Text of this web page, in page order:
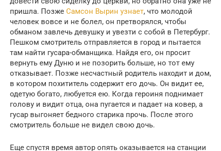
пришла. Позже Самсон Вырин узнает, что молодой
человек вовсе и не болел, он претворялся, чтобы
обманом завлечь девушку и увезти с собой в Петербург.
Пешком смотритель отправляется в город и пытается
там найти гусара-обманщика. Найдя его, он просит
вернуть ему Дуню и не позорить больше, но тот ему
отказывает. Позже несчастный родитель находит и дом,
в котором похититель содержит его дочь. Он видит ее,
одетую богато, любуется ею. Когда героиня поднимает
голову и видит отца, она пугается и падает на ковер, а
гусар выгоняет бедного старика прочь. После этого
смотритель больше не видел свою дочь.
Еще спустя время автор опять оказывается на станции